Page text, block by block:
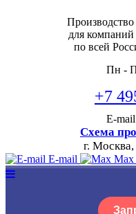
для
по всей
Пн -
+7
E-
Схема
г.
E-mail Max